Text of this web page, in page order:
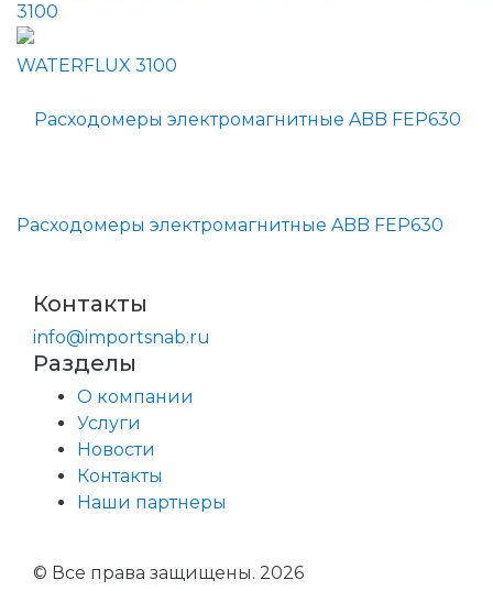
3100
Расходомеры электромагнитные ABB FEP630
Контакты
info@importsnab.ru
Разделы
О компании
Услуги
Новости
Контакты
Наши партнеры
© Все права защищены. 2026